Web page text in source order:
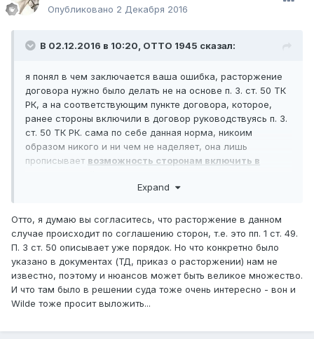
Опубликовано 2 Декабря 2016
В 02.12.2016 в 10:20, ОТТО 1945 сказал:
я понял в чем заключается ваша ошибка, расторжение
договора нужно было делать не на основе п. 3. ст. 50 ТК
РК, а на соответствующим пункте договора, которое,
ранее стороны включили в договор руководствуясь п. 3.
ст. 50 ТК РК. сама по себе данная норма, никоим
образом никого и ни чем не наделяет, она лишь
прописывает возможность сторонам включить в
для сторон станет только с момента подписания
такую возможность.
Expand
Отто, я думаю вы согласитесь, что расторжение в данном
случае происходит по соглашению сторон, т.е. это пп. 1 ст. 49.
П. 3 ст. 50 описывает уже порядок. Но что конкретно было
указано в документах (ТД, приказ о расторжении) нам не
известно, поэтому и нюансов может быть великое множество.
И что там было в решении суда тоже очень интересно - вон и
Wilde тоже просит выложить...